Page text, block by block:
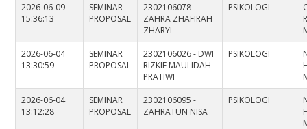
2026-06-09
15:36:13
SEMINAR
PROPOSAL
2302106078 -
ZAHRA ZHAFIRAH
ZHARYI
PSIKOLOGI
2026-06-04
13:30:59
SEMINAR
PROPOSAL
2302106026 - DWI
RIZKIE MAULIDAH
PRATIWI
PSIKOLOGI
2026-06-04
13:12:28
SEMINAR
PROPOSAL
2302106095 -
ZAHRATUN NISA
PSIKOLOGI